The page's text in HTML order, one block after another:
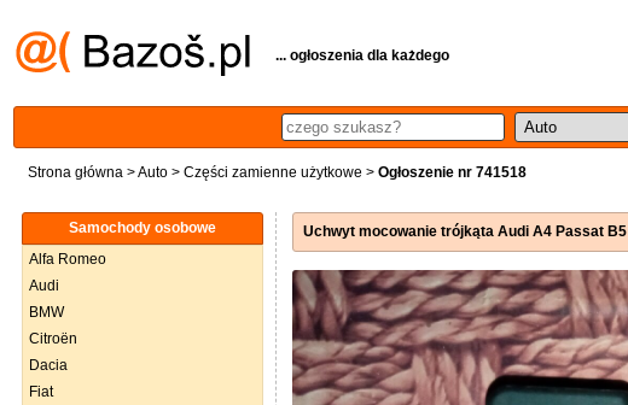
... ogłoszenia dla każdego
Strona główna >Auto > Części zamienne użytkowe > Ogłoszenie nr 741518
Samochody osobowe
Alfa Romeo
Audi
BMW
Citroën
Dacia
Fiat
Uchwyt mocowanie trójkąta Audi A4 Passat B5